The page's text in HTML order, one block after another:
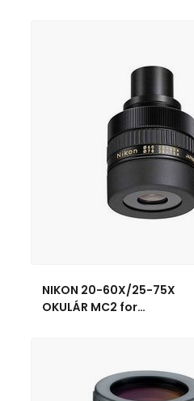
NIKON 20-60X/25-75X
OKULÁR MC2 for